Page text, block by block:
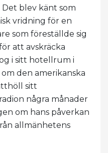
blev känt som
vridning för en
som föreställde sig
att avskräcka
i sitt hotellrum i
om den amerikanska
sitt
några månader
om hans påverkan
allmänhetens